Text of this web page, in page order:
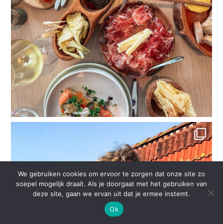
We gebruiken cookies om ervoor te zorgen dat onze site zo
soepel mogelijk draait. Als je doorgaat met het gebruiken van
deze site, gaan we ervan uit dat je ermee instemt.
Ok